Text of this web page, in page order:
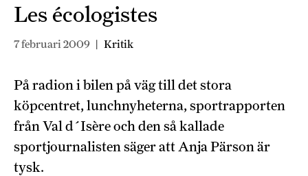
Les écologistes
7 februari 2009 | Kritik
På radion i bilen på väg till det stora
köpcentret, lunchnyheterna, sportrapporten
från Val d´Isère och den så kallade
sportjournalisten säger att Anja Pärson är
tysk.